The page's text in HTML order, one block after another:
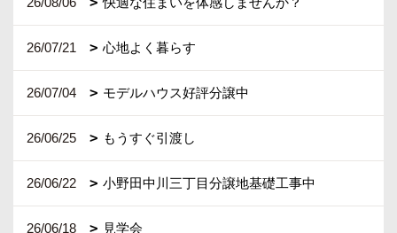
26/07/21 心地よく暮らす
26/07/04 モデルハウス好評分譲中
26/06/25 もうすぐ引渡し
26/06/22 小野田中川三丁目分譲地基礎工事中
26/06/18 見学会